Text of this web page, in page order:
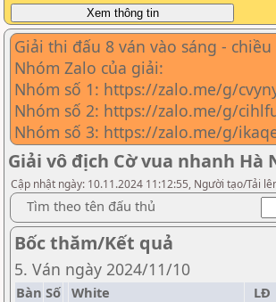
Giải thi đấu 8 ván vào sáng -
Nhóm Zalo của giải:
Nhóm số 1: https://zalo.me/g/
Nhóm số 2: https://zalo.me/g/
Nhóm số 3: https://zalo.me/g/
Giải vô địch Cờ vua nhanh Hà
Cập nhật ngày: 10.11.2024 11:12:55, Người tạo/Tải
Tìm theo tên đấu thủ
Bốc thăm/Kết quả
5. Ván ngày 2024/11/10
Bàn Số White LĐ